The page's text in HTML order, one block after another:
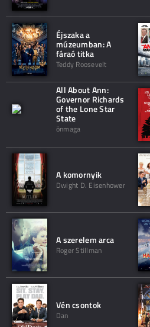
Éjszaka a
múzeumban: A
fáraó titka
Teddy Roosevelt
All About Ann:
Governor Richards
of the Lone Star
State
önmaga
A komornyik
Dwight D. Eisenhower
A szerelem arca
Roger Stillman
Vén csontok
Dan